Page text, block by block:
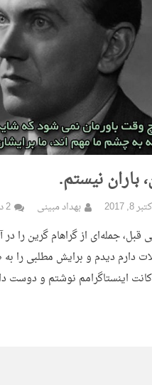
باران نیستم.
8, 2017 بهداد مبینی 2 دیدگاه ها
قبل، جمله‌ای از گراهام گرین را
دارم دیدم و برایش مطلبی را
اینستاگرامم نوشتم و دوست